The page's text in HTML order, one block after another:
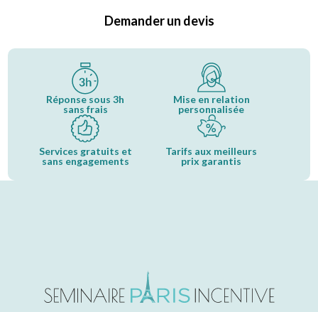
Demander un devis
Réponse sous 3h
sans frais
Mise en relation
personnalisée
Services gratuits et
sans engagements
Tarifs aux meilleurs
prix garantis